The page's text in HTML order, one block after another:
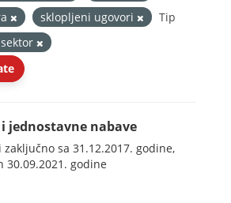
sklopljeni ugovori
Tip
jednostavne nabave
sa 31.12.2017. godine,
godine